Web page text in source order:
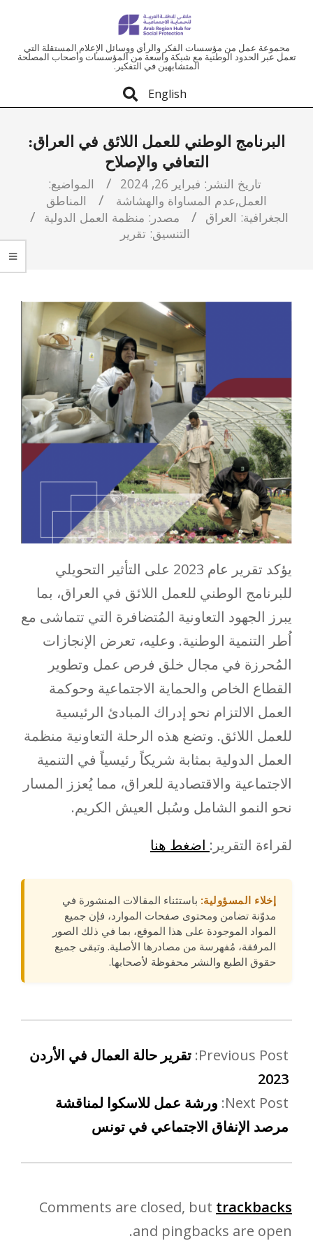
ملتقى
العربية
للحماية
الاجتماعية
مجموعة عمل من مؤسسات الفكر والرأي ووسائل الإعلام المستقلة التي
تعمل عبر الحدود الوطنية مع شبكة واسعة من المؤسسات وأصحاب المصلحة
المتشابهين في التفكير.
English
البرنامج الوطني للعمل اللائق في العراق:
التعافي والإصلاح
تاريخ النشر: فبراير 26, 2024
المواضيع:
العمل,عدم المساواة والهشاشة
المناطق
الجغرافية: العراق مصدر: منظمة العمل الدولية
التنسيق: تقرير
يؤكد تقرير عام 2023 على التأثير التحويلي
للبرنامج الوطني للعمل اللائق في العراق، بما
يبرز الجهود التعاونية المُتضافرة التي تتماشى مع
اُطر التنمية الوطنية. وعليه، تعرض الإنجازات
المُحرزة في مجال خلق فرص عمل وتطوير
القطاع الخاص والحماية الاجتماعية وحوكمة
العمل الالتزام نحو إدراك المبادئ الرئيسية
للعمل اللائق. وتضع هذه الرحلة التعاونية منظمة
العمل الدولية بمثابة شريكاً رئيسياً في التنمية
الاجتماعية والاقتصادية للعراق، مما يُعزز المسار
نحو النمو الشامل وسُبل العيش الكريم.
لقراءة التقرير: اضغط هنا
إخلاء المسؤولية: باستثناء المقالات المنشورة في
مدوّنة تضامن ومحتوى صفحات الموارد، فإن جميع
المواد الموجودة على هذا الموقع، بما في ذلك الصور
المرفقة، مُفهرسة من مصادرها الأصلية. وتبقى جميع
حقوق الطبع والنشر محفوظة لأصحابها.
Previous Post: تقرير حالة العمال في الأردن
2023
Next Post: ورشة عمل للاسكوا لمناقشة
مرصد الإنفاق الاجتماعي في تونس
Comments are closed, but trackbacks
and pingbacks are open.